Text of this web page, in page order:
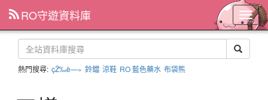
主
選
單
RO守遊資料庫
熱門搜尋: çŽ‰è—» 鈴鐺 涼鞋 RO 藍色藥水 布袋熊